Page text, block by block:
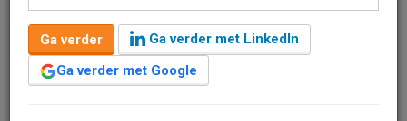
Redactie 31 juli 2025 om 15:27 1 minuut leestijd
Een wereldwijde tankerexploitant heeft circa 130 m2
turnkey kantoorruimte gekocht op de eerste
Ga verder
Ga verder met LinkedIn
Ga verder met Google